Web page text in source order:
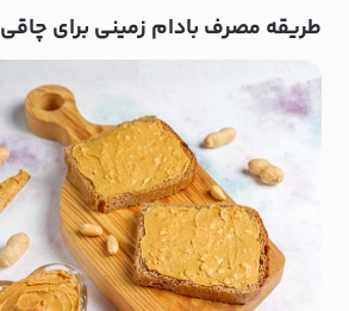
طریقه مصرف بادام زمینی برای چاقی